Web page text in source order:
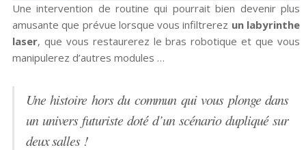
Une intervention de routine qui pourrait bien devenir plus
amusante que prévue lorsque vous infiltrerez un labyrinthe
laser, que vous restaurerez le bras robotique et que vous
manipulerez d’autres modules …
Une histoire hors du commun qui vous plonge dans
un univers futuriste doté d’un scénario dupliqué sur
deux salles !